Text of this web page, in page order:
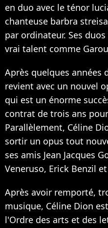
en duo avec le ténor
chanteuse barbra
par ordinateur. Ses
vrai talent comme Garou
Après quelques années
revient avec un nouvel
qui est un énorme
contrat de trois ans
Parallèlement, Céline
sortir un opus tout
ses amis Jean Jacques
Veneruso, Erick Benzil
Après avoir remporté,
musique, Céline Dion
l'Ordre des arts et des